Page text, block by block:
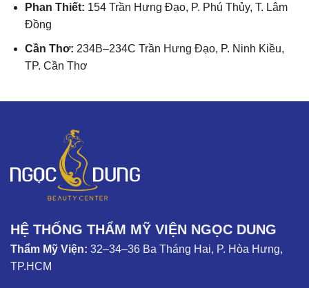
Phan Thiết: 154 Trần Hưng Đạo, P. Phú Thủy, T. Lâm
Đồng
Cần Thơ: 234B–234C Trần Hưng Đạo, P. Ninh Kiều,
TP. Cần Thơ
HỆ THỐNG THẨM MỸ VIỆN NGỌC DUNG
Thẩm Mỹ Viện: 32–34–36 Ba Tháng Hai, P. Hòa Hưng,
TP.HCM